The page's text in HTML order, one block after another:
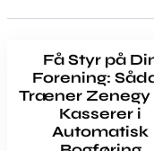
Få Styr på
Forening:
Træner Zenegy
Kasserer i
Automatisk